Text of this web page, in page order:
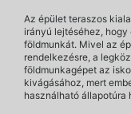
Az épület teraszos
irányú lejtéséhez,
földmunkát. Mivel az
rendelkezésre, a
földmunkagépet az
kivágásához, mert
használható állapotúra